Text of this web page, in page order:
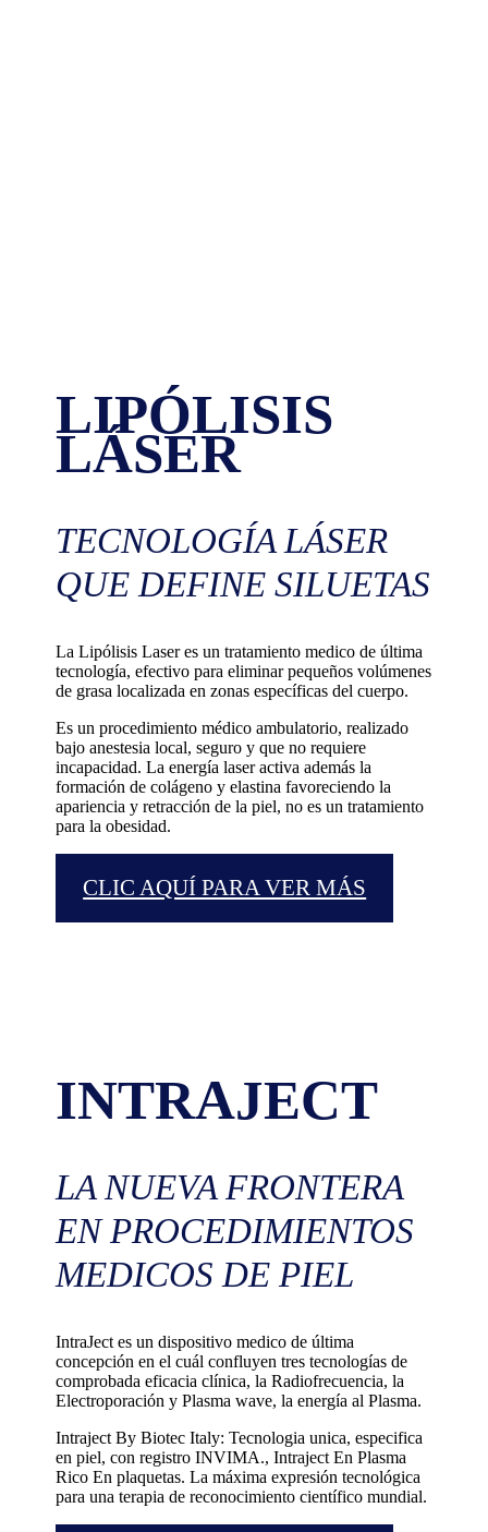
LIPÓLISIS
LÁSER
TECNOLOGÍA LÁSER
QUE DEFINE SILUETAS
La Lipólisis Laser es un tratamiento medico de última
tecnología, efectivo para eliminar pequeños volúmenes
de grasa localizada en zonas específicas del cuerpo.
Es un procedimiento médico ambulatorio, realizado
bajo anestesia local, seguro y que no requiere
incapacidad. La energía laser activa además la
formación de colágeno y elastina favoreciendo la
apariencia y retracción de la piel, no es un tratamiento
para la obesidad.
CLIC AQUÍ PARA VER MÁS
INTRAJECT
LA NUEVA FRONTERA
EN PROCEDIMIENTOS
MEDICOS DE PIEL
IntraJect es un dispositivo medico de última
concepción en el cuál confluyen tres tecnologías de
comprobada eficacia clínica, la Radiofrecuencia, la
Electroporación y Plasma wave, la energía al Plasma.
Intraject By Biotec Italy: Tecnologia unica, especifica
en piel, con registro INVIMA., Intraject En Plasma
Rico En plaquetas. La máxima expresión tecnológica
para una terapia de reconocimiento científico mundial.